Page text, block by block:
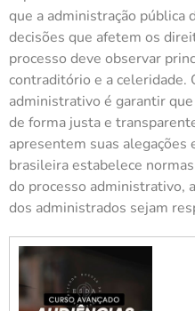
que a administração pública
decisões que afetem os
processo deve observar
contraditório e a celeridade.
administrativo é garantir
de forma justa e
apresentem suas alegações
brasileira estabelece
do processo administrativo,
dos administrados sejam